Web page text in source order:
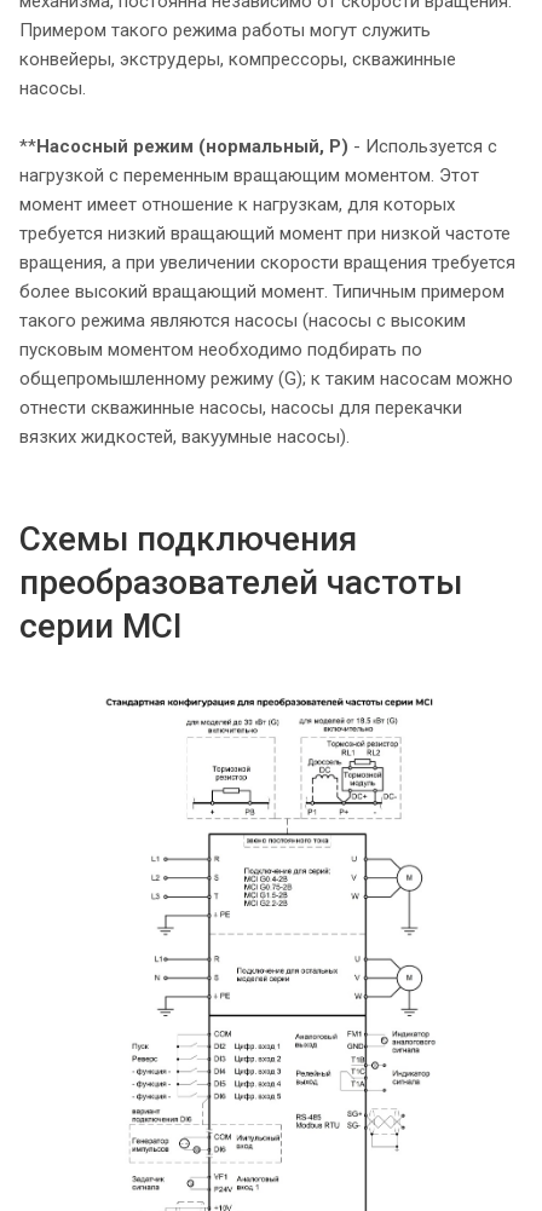
Примером такого режима работы могут служить
конвейеры, экструдеры, компрессоры, скважинные
насосы.
**Насосный режим (нормальный, P) - Используется с
нагрузкой с переменным вращающим моментом. Этот
момент имеет отношение к нагрузкам, для которых
требуется низкий вращающий момент при низкой частоте
вращения, а при увеличении скорости вращения требуется
более высокий вращающий момент. Типичным примером
такого режима являются насосы (насосы с высоким
пусковым моментом необходимо подбирать по
общепромышленному режиму (G); к таким насосам можно
отнести скважинные насосы, насосы для перекачки
вязких жидкостей, вакуумные насосы).
Схемы подключения
преобразователей частоты
серии MCI